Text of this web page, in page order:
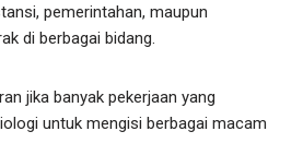
pemerintahan, maupun
di berbagai bidang.
jika banyak pekerjaan yang
untuk mengisi berbagai macam